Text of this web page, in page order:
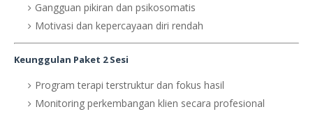
Gangguan pikiran dan psikosomatis
Motivasi dan kepercayaan diri rendah
Keunggulan Paket 2 Sesi
Program terapi terstruktur dan fokus hasil
Monitoring perkembangan klien secara profesional